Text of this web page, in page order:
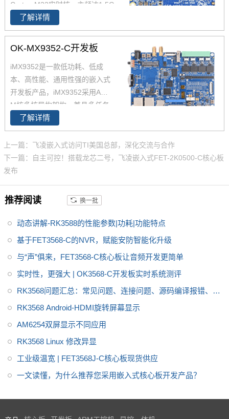
Cortex-M33实时核，主频达1.5G
Hz， 原生支持8路UART、2路Et
hernet(含1路TSN)、2路USB 2.
0、2路CAN-FD总线等常用接
证的 i.MX 6和i.MX 8基础上进行
了升级，集成NPU 可加速边缘机
器学习应用，i.MX9352核心板体
中。
了解详情
OK-MX9352-C开发板
iMX9352是一款低功耗、低成
本、高性能、通用性强的嵌入式
开发板产品，iMX9352采用A核+
M核多核异构架构，兼具多任务
处理与实时控制，0.5 TOPS Eth
os U-65 microNPU，满足边缘AI
需求，2路千兆网口，其中1路支
持TSN，2通道MIPI-CSI摄像头
接口，引出处理器所有可引出功
MX9352高性能，低成本的解决
了解详情
上一篇：飞凌嵌入式访问TI美国总部，深化交流与合作
下一篇：自主可控！搭载龙芯二号，飞凌嵌入式FET-2K0500-C核心板
发布
推荐阅读 换一批
动态讲解-RK3588的性能参数|功耗|功能特点
基于FET3568-C的NVR，赋能安防智能化升级
与“声”俱来，FET3568-C核心板让音频开发更简单
实时性，更强大 | OK3568-C开发板实时系统测评
RK3568问题汇总：常见问题、连接问题、源码编译报错、显
示问题、PCIE问题
RK3568 Android-HDMI旋转屏幕显示
AM6254双屏显示不同应用
RK3568 Linux 修改异显
工业级温宽 | FET3568J-C核心板现货供应
一文读懂，为什么推荐您采用嵌入式核心板开发产品？